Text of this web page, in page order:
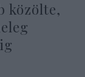
közölte,